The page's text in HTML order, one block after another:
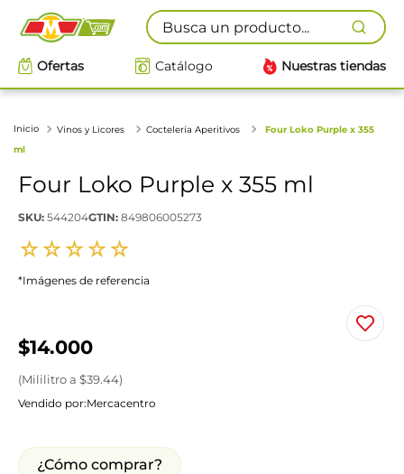
Busca un producto...
Ofertas Catálogo Nuestras tiendas
Vinos y Licores Coctelería Aperitivos
Four Loko Purple x 355
ml
Four Loko Purple x 355 ml
SKU: 544204GTIN: 849806005273
☆☆☆☆☆
*Imágenes de referencia
$14.000
(Mililitroa $39.44)
Vendido por:Mercacentro
¿Cómo comprar?